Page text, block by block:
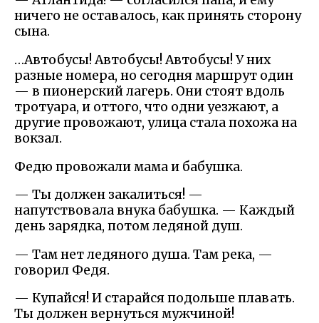
ничего не оставалось, как принять сторону
сына.
…Автобусы! Автобусы! Автобусы! У них
разные номера, но сегодня маршрут один
— в пионерский лагерь. Они стоят вдоль
тротуара, и оттого, что одни уезжают, а
другие провожают, улица стала похожа на
вокзал.
Федю провожали мама и бабушка.
— Ты должен закалиться! —
напутствовала внука бабушка. — Каждый
день зарядка, потом ледяной душ.
— Там нет ледяного душа. Там река, —
говорил Федя.
— Купайся! И старайся подольше плавать.
Ты должен вернуться мужчиной!